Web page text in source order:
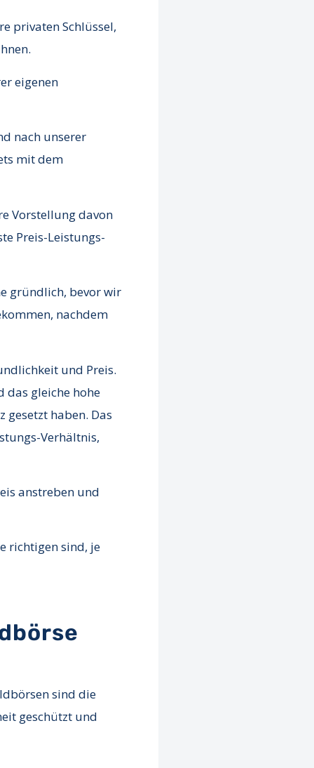
privaten Schlüssel,
eigenen
nach unserer
mit dem
Vorstellung davon
Preis-Leistungs-
gründlich, bevor wir
nachdem
und Preis.
das gleiche hohe
gesetzt haben. Das
Verhältnis,
anstreben und
richtigen sind, je
sind die
geschützt und